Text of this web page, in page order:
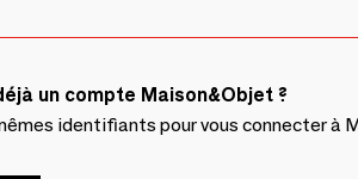
un compte Maison&Objet ?
identifiants pour vous connecter à